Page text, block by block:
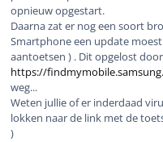
opnieuw opgestart.
Daarna zat er nog een soort
Smartphone een update
aantoetsen ) . Dit opgelost
https://
weg...
Weten jullie of er inderdaad
lokken naar de link met de
)